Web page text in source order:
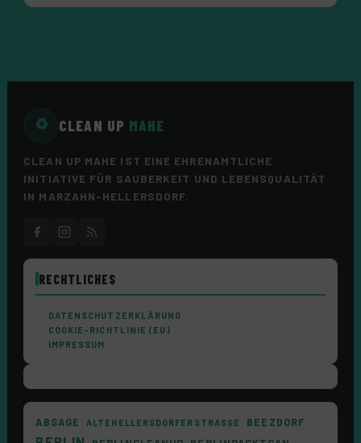
♻ CLEAN UP MAHE
CLEAN UP MAHE IST EINE EHRENAMTLICHE
INITIATIVE FÜR SAUBERKEIT UND LEBENSQUALITÄT
IN MARZAHN-HELLERSDORF.
RECHTLICHES
DATENSCHUTZERKLÄRUNG
COOKIE-RICHTLINIE (EU)
IMPRESSUM
ABSAGE ALTEHELLERSDORFERSTRASSE BEEZDORF